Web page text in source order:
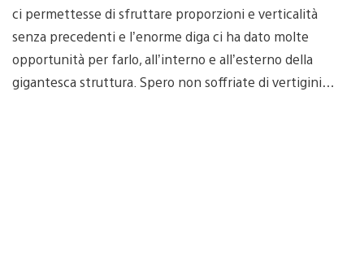
ci permettesse di sfruttare proporzioni e verticalità
senza precedenti e l’enorme diga ci ha dato molte
opportunità per farlo, all’interno e all’esterno della
gigantesca struttura. Spero non soffriate di vertigini…